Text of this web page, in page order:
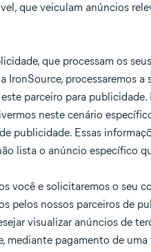
que veiculam anúncios
que processam os
IronSource, processaremos a
parceiro para
neste cenário
publicidade. Essas
lista o anúncio específico
você e solicitaremos o seu
pelos nossos parceiros de
visualizar anúncios de
mediante pagamento de uma